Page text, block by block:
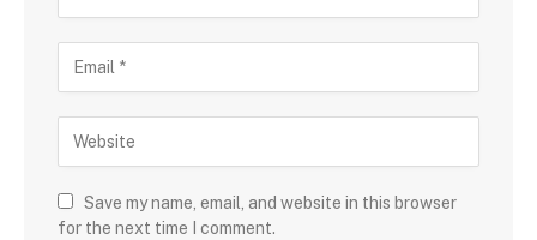
Save my name, email, and website in this browser
for the next time I comment.